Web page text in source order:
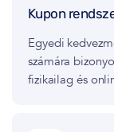
Kupon
Egyedi
számára
fizikailag és